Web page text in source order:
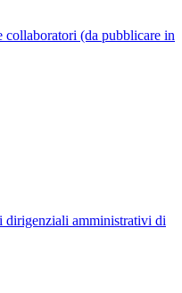
collaboratori (da pubblicare in
dirigenziali amministrativi di